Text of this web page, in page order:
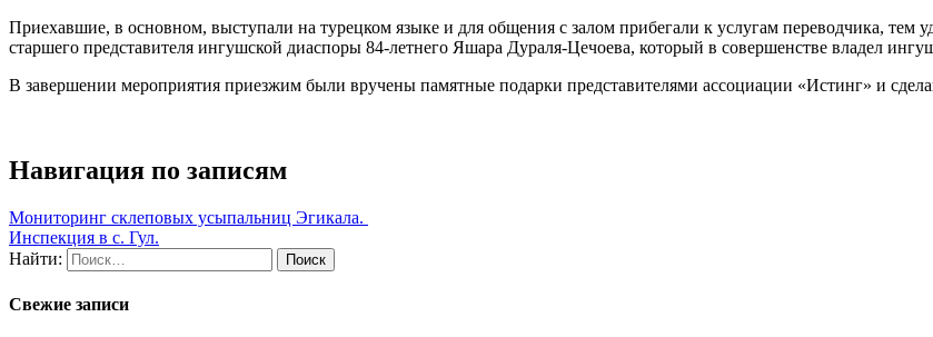
Приехавшие, в основном, выступали на турецком языке и для общения с залом прибегали к услугам переводчика, тем
старшего представителя ингушской диаспоры 84-летнего Яшара Дураля-Цечоева, который в совершенстве владел
В завершении мероприятия приезжим были вручены памятные подарки представителями ассоциации «Истинг» и
Навигация по записям
Мониторинг склеповых усыпальниц Эгикала.
Инспекция в с. Гул.
Найти:
Свежие записи